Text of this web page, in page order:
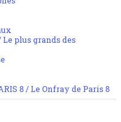
Le plus grands des
8 / Le Onfray de Paris 8